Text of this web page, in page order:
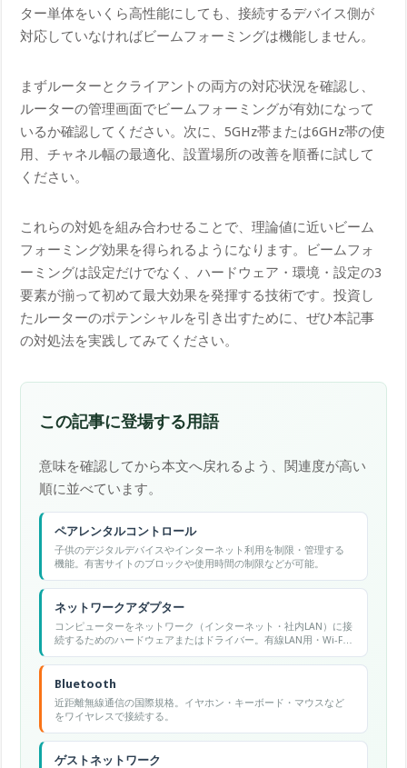
ター単体をいくら高性能にしても、接続するデバイス側が
対応していなければビームフォーミングは機能しません。
まずルーターとクライアントの両方の対応状況を確認し、
ルーターの管理画面でビームフォーミングが有効になって
いるか確認してください。次に、5GHz帯または6GHz帯の使
用、チャネル幅の最適化、設置場所の改善を順番に試して
ください。
これらの対処を組み合わせることで、理論値に近いビーム
フォーミング効果を得られるようになります。ビームフォ
ーミングは設定だけでなく、ハードウェア・環境・設定の3
要素が揃って初めて最大効果を発揮する技術です。投資し
たルーターのポテンシャルを引き出すために、ぜひ本記事
の対処法を実践してみてください。
この記事に登場する用語
意味を確認してから本文へ戻れるよう、関連度が高い
順に並べています。
ペアレンタルコントロール
子供のデジタルデバイスやインターネット利用を制限・管理する
機能。有害サイトのブロックや使用時間の制限などが可能。
ネットワークアダプター
コンピューターをネットワーク（インターネット・社内LAN）に接
続するためのハードウェアまたはドライバー。有線LAN用・Wi-Fi
用・Bluetooth用などの種類があります。Windowsでは「デバイ
スマネージャー」から確認・管理できます。
Bluetooth
近距離無線通信の国際規格。イヤホン・キーボード・マウスなど
をワイヤレスで接続する。
ゲストネットワーク